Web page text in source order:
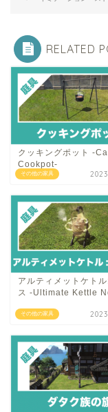
RELATED
その他の家具
クッキングポット -
Cookpot-
2023
その他の家具
アルティメットケト
ス -Ultimate Kettle